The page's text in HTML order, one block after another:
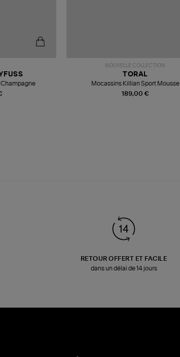
Champagne
NOUVELLE COLLECTION
189,00 €
TORAL
Mocassins Killian Sport Mousse
RETOUR OFFERT ET FACILE
dans un délai de 14 jours